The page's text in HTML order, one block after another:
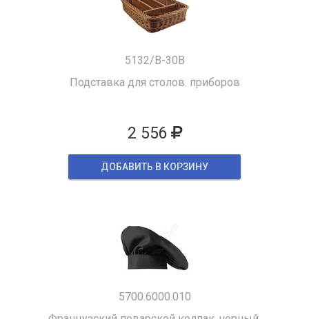
5132/B-30B
Подставка для столов. приборов
2 556
ДОБАВИТЬ В КОРЗИНУ
5700.6000.010